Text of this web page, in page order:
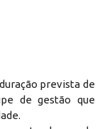
prevista de
de gestão que